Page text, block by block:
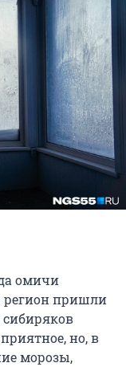
омичи
регион пришли
но, в
морозы,